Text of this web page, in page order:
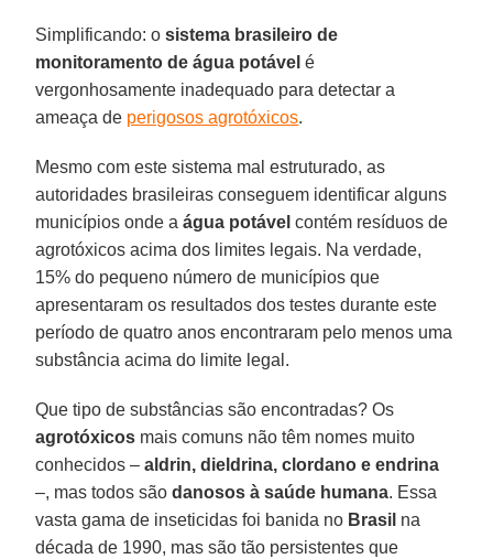
Simplificando: o sistema brasileiro de
monitoramento de água potável é
vergonhosamente inadequado para detectar a
ameaça de perigosos agrotóxicos.
Mesmo com este sistema mal estruturado, as
autoridades brasileiras conseguem identificar alguns
municípios onde aágua potável contém resíduos de
agrotóxicos acima dos limites legais. Na verdade,
15% do pequeno número de municípios que
apresentaram os resultados dos testes durante este
período de quatro anos encontraram pelo menos uma
substância acima do limite legal.
Que tipo de substâncias são encontradas? Os
agrotóxicos mais comuns não têm nomes muito
conhecidos – aldrin, dieldrina, clordano e endrina
–, mas todos sãodanosos à saúde humana. Essa
vasta gama de inseticidas foi banida no Brasil na
década de 1990, mas são tão persistentes que